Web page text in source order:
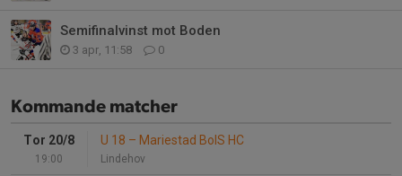
Semifinalvinst mot Boden
3 apr, 11:58 0
Kommande matcher
Tor 20/8
19:00
U 18 – Mariestad BoIS HC
Lindehov